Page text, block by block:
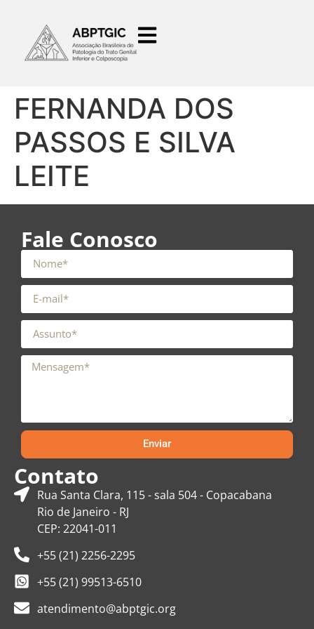
FERNANDA DOS
PASSOS E SILVA
LEITE
Fale Conosco
Enviar
Contato
Rua Santa Clara, 115 - sala 504 - Copacabana
Rio de Janeiro - RJ
CEP: 22041-011
+55 (21) 2256-2295
+55 (21) 99513-6510
atendimento@abptgic.org